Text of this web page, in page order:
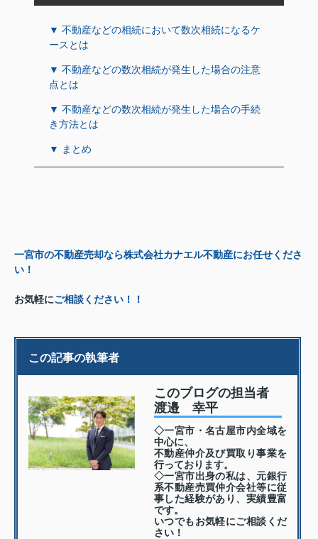
▼ 不動産などの相続において数次相続になるケ
ースとは
▼ 不動産などの数次相続が発生した場合の注意
点とは
▼ 不動産などの数次相続が発生した場合の手続
き方法とは
▼ まとめ
一宮市の不動産売却なら株式会社カナエル不動産にお任せくださ
い！
お気軽にご相談ください！！
この記事の執筆者
このブログの担当者
渡邉 幸平
◇一宮市・名古屋市内全域を
中心に、
不動産仲介及び買取り事業を
行っております。
◇一宮市出身の私は、元銀行
系不動産売買仲介会社等に従
事した経験があり、実績豊富
です。
いつでもお気軽にご相談くだ
さい！